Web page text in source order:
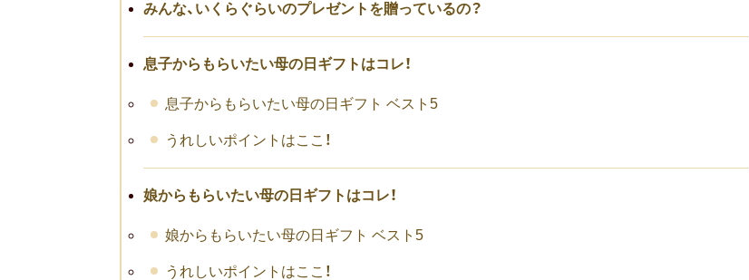
みんな、いくらぐらいのプレゼントを贈っているの？
息子からもらいたい母の日ギフトはコレ！
息子からもらいたい母の日ギフト ベスト5
うれしいポイントはここ！
娘からもらいたい母の日ギフトはコレ！
娘からもらいたい母の日ギフト ベスト5
うれしいポイントはここ！